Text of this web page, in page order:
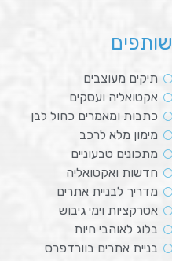
שותפים
תיקים מעוצבים
אקטואליה ועסקים
כתבות ומאמרים כחול לבן
מימון מלא לרכב
מתכונים טבעוניים
חדשות ואקטואליה
מדריך לבניית אתרים
אטרקציות וימי גיבוש
בלוג לאוהבי חיות
בניית אתרים בוורדפרס